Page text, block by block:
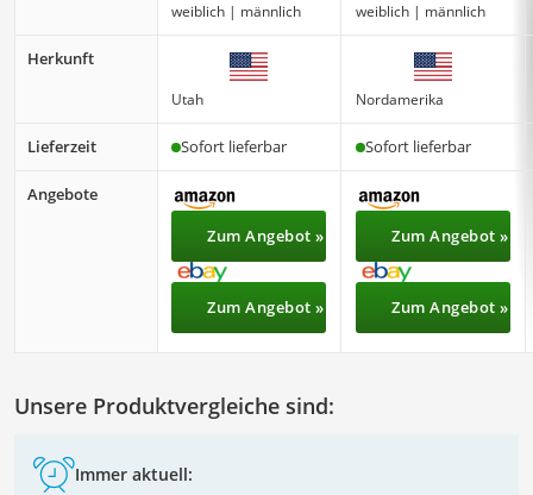
weiblich | männlich weiblich | männlich
Herkunft
Utah Nordamerika
Lieferzeit Sofort lieferbar Sofort lieferbar
Angebote
Zum Angebot »
Zum Angebot »
Zum Angebot »
Zum Angebot »
Unsere Produktvergleiche sind:
Immer aktuell: